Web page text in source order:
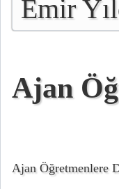
Emir
Ajan
Ajan Öğretmenlere